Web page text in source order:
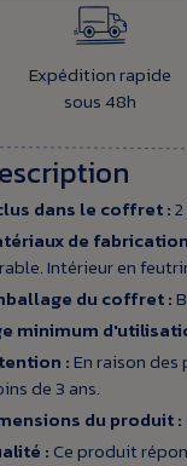
Expédition rapide
sous 48h
dans le coffret :
de
Intérieur en
du coffret :
minimum
:En raison
de 3 ans.
du produit :
: Ce produit